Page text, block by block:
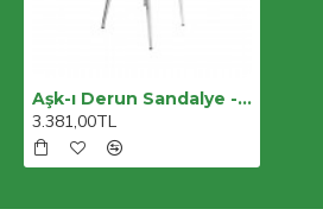
Aşk-ı Derun Sandalye - Beyaz
3.381,00TL